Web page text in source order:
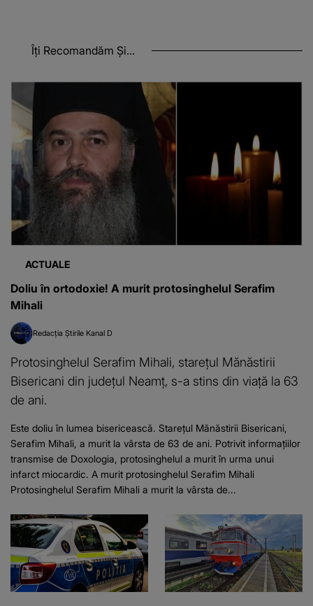
Îți Recomandăm Și...
ACTUALE
Doliu în ortodoxie! A murit protosinghelul Serafim
Mihali
Redacția Știrile Kanal D
Protosinghelul Serafim Mihali, starețul Mănăstirii
Bisericani din județul Neamț, s-a stins din viață la 63
de ani.
Este doliu în lumea bisericească. Starețul Mănăstirii Bisericani,
Serafim Mihali, a murit la vârsta de 63 de ani. Potrivit informațiilor
transmise de Doxologia, protosinghelul a murit în urma unui
infarct miocardic. A murit protosinghelul Serafim Mihali
Protosinghelul Serafim Mihali a murit la vârsta de...